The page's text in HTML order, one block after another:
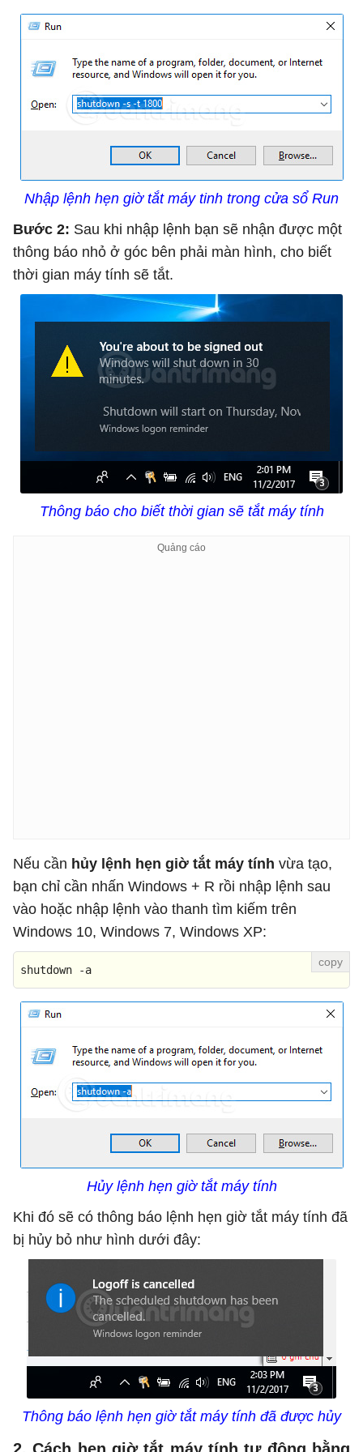
Nhập lệnh hẹn giờ tắt máy tinh trong cửa sổ Run
Bước 2: Sau khi nhập lệnh bạn sẽ nhận được một
thông báo nhỏ ở góc bên phải màn hình, cho biết
thời gian máy tính sẽ tắt.
Thông báo cho biết thời gian sẽ tắt máy tính
Nếu cần hủy lệnh hẹn giờ tắt máy tính vừa tạo,
bạn chỉ cần nhấn Windows + R rồi nhập lệnh sau
vào hoặc nhập lệnh vào thanh tìm kiếm trên
Windows 10, Windows 7, Windows XP:
shutdown -a
Hủy lệnh hẹn giờ tắt máy tính
Khi đó sẽ có thông báo lệnh hẹn giờ tắt máy tính đã
bị hủy bỏ như hình dưới đây:
Thông báo lệnh hẹn giờ tắt máy tính đã được hủy